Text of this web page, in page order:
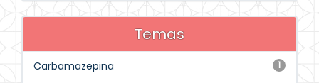
Temas
1
Carbamazepina